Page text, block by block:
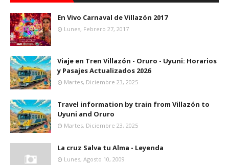
En Vivo Carnaval de Villazón 2017
Lunes, Febrero 27, 2017
Viaje en Tren Villazón - Oruro - Uyuni: Horarios
y Pasajes Actualizados 2026
Martes, Diciembre 23, 2025
Travel information by train from Villazón to
Uyuni and Oruro
Martes, Diciembre 23, 2025
La cruz Salva tu Alma - Leyenda
Lunes, Agosto 10, 2009